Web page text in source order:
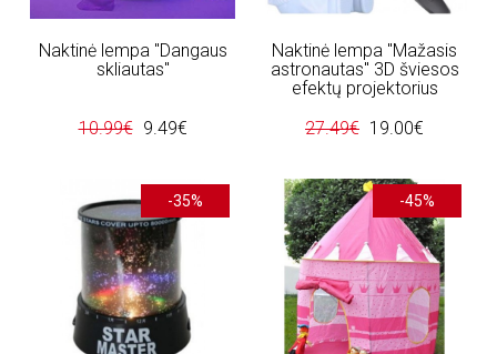
Naktinė lempa "Dangaus
skliautas"
10.99€ 9.49€
Naktinė lempa "Mažasis
astronautas" 3D šviesos
efektų projektorius
27.49€ 19.00€
-35% -45%